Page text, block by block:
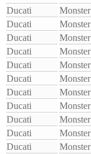
Ducati
Monster
Ducati
Monster
Ducati
Monster
Ducati
Monster
Ducati
Monster
Ducati
Monster
Ducati
Monster
Ducati
Monster
Ducati
Monster
Ducati
Monster
Ducati
Monster